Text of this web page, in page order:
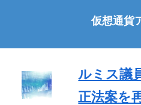
仮想通貨
ルミス議
正法案を